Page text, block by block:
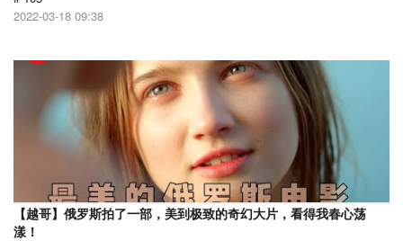
2022-03-18 09:38
【越哥】俄罗斯拍了一部，美到极致的奇幻大片，看得我春心荡
漾！